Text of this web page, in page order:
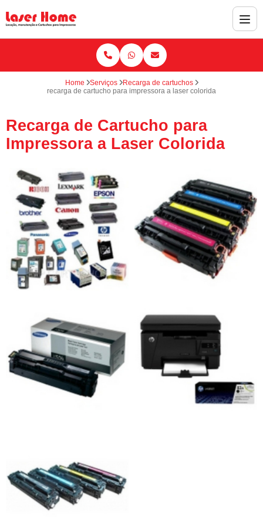
Home Serviços
Recarga de cartuchos
recarga de cartucho para impressora a laser colorida
Recarga de Cartucho para
Impressora a Laser Colorida